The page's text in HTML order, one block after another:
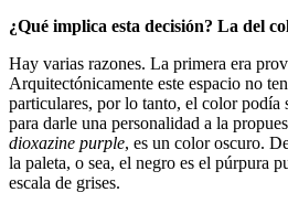
¿Qué implica esta decisión? La del
Hay varias razones. La primera era
Arquitectónicamente este espacio no
particulares, por lo tanto, el color podía
para darle una personalidad a la
dioxazine purple, es un color oscuro.
la paleta, o sea, el negro es el púrpura
escala de grises.